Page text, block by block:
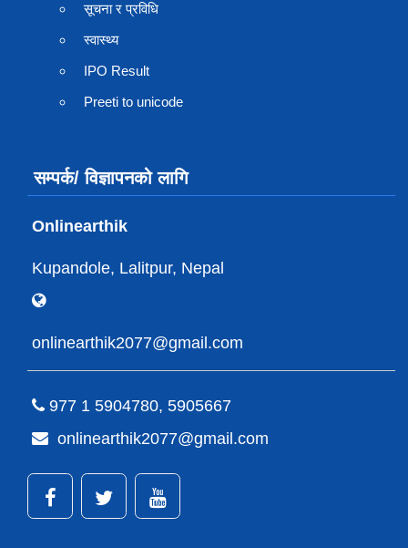
सूचना र प्रविधि
स्वास्थ्य
IPO Result
Preeti to unicode
सम्पर्क/ विज्ञापनको लागि
Onlinearthik
Kupandole, Lalitpur, Nepal
onlinearthik2077@gmail.com
977 1 5904780, 5905667
onlinearthik2077@gmail.com